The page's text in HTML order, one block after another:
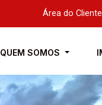
Área do Cliente
QUEM SOMOS